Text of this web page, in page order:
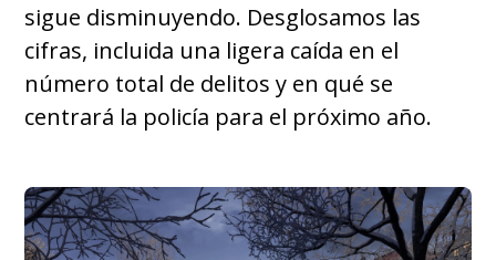
sigue disminuyendo. Desglosamos las
cifras, incluida una ligera caída en el
número total de delitos y en qué se
centrará la policía para el próximo año.